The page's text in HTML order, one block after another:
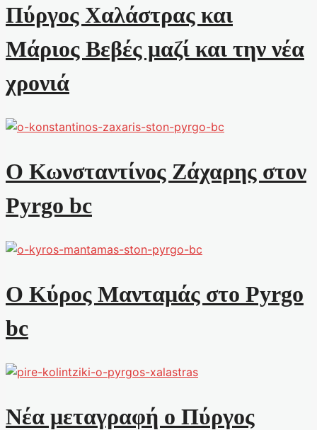
Πύργος Χαλάστρας και
Μάριος Βεβές μαζί και την νέα
χρονιά
Ο Κωνσταντίνος Ζάχαρης στον
Pyrgo bc
Ο Κύρος Μανταμάς στο Pyrgo
bc
Νέα μεταγραφή ο Πύργος